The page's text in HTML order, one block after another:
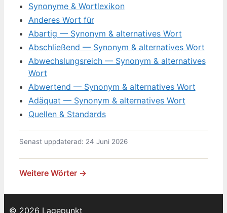
Synonyme & Wortlexikon
Anderes Wort für
Abartig — Synonym & alternatives Wort
Abschließend — Synonym & alternatives Wort
Abwechslungsreich — Synonym & alternatives
Wort
Abwertend — Synonym & alternatives Wort
Adäquat — Synonym & alternatives Wort
Quellen & Standards
Senast uppdaterad: 24 Juni 2026
Weitere Wörter →
© 2026 Lagepunkt